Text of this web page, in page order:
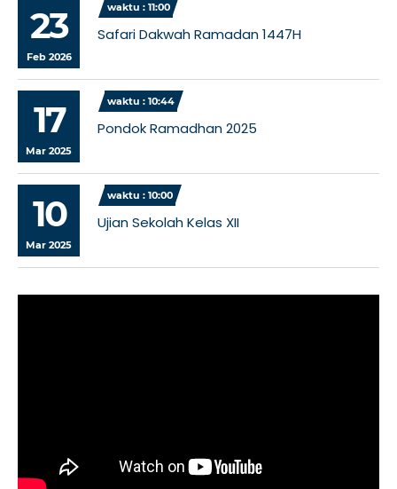
23
Feb 2026
waktu : 11:00
Safari Dakwah Ramadan 1447H
17
Mar 2025
waktu : 10:44
Pondok Ramadhan 2025
10
Mar 2025
waktu : 10:00
Ujian Sekolah Kelas XII